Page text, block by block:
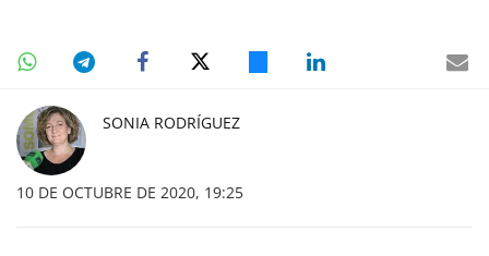
SONIA RODRÍGUEZ
10 DE OCTUBRE DE 2020, 19:25